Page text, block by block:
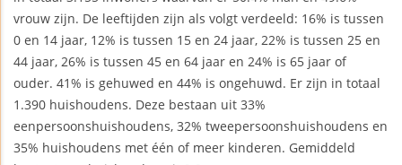
vrouw zijn. De leeftijden zijn als volgt verdeeld: 16% is tussen
0 en 14 jaar, 12% is tussen 15 en 24 jaar, 22% is tussen 25 en
44 jaar, 26% is tussen 45 en 64 jaar en 24% is 65 jaar of
ouder. 41% is gehuwed en 44% is ongehuwd. Er zijn in totaal
1.390 huishoudens. Deze bestaan uit 33%
eenpersoonshuishoudens, 32% tweepersoonshuishoudens en
35% huishoudens met één of meer kinderen. Gemiddeld